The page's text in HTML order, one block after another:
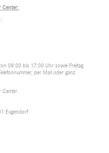
Center:
08:00 bis 17:00 Uhr sowie Freitag
per Mail oder ganz
Center
Eugendorf